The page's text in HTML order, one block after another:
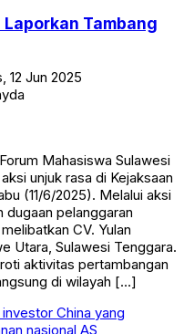
Tambang
12 Jun 2025
Mahasiswa Sulawesi
unjuk rasa di Kejaksaan
(11/6/2025). Melalui aksi
pelanggaran
CV. Yulan
Utara, Sulawesi Tenggara.
aktivitas pertambangan
di wilayah […]